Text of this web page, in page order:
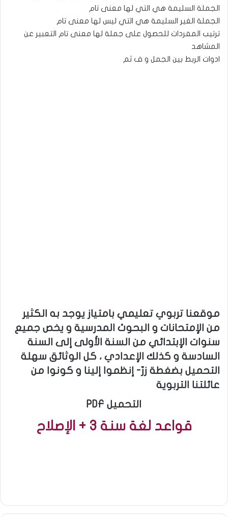
الجملة السليمة هي التي لها معنى تام
الجملة الغير السليمة هي التي ليس لها معنى تام
ترتيب المفردات للحصول على جملة لها معنى تام التعبير عن
المشاهد
ادوات الربط بين الجمل و ف ثم
موقعنا تربوي تعليمي بامتياز يوجد به الكثير
من الإمتحانات و البحوث المدرسية و يخص جميع
سنوات الإبتدائي من السنة الأولى إلى السنة
السادسة و كذلك الإعدادي ، كل الوثائق سهلة
التحميل بضغطة زرّ- إنظموا إلينا و كونوا من
عائلتنا التربوية
PDF التحميل
قواعد لغة سنة 3 + الإصلاح